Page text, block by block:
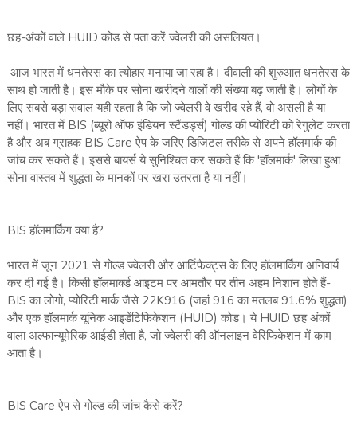
छह-अंकों वाले HUID कोड से पता करें ज्वेलरी की असलियत।
आज भारत में धनतेरस का त्योहार मनाया जा रहा है। दीवाली की शुरुआत धनतेरस के
साथ हो जाती है। इस मौके पर सोना खरीदने वालों की संख्या बढ़ जाती है। लोगों के
लिए सबसे बड़ा सवाल यही रहता है कि जो ज्वेलरी वे खरीद रहे हैं, वो असली है या
नहीं। भारत में BIS (ब्यूरो ऑफ इंडियन स्टैंडर्ड्स) गोल्ड की प्योरिटी को रेगुलेट करता
है और अब ग्राहक BIS Care ऐप के जरिए डिजिटल तरीके से अपने हॉलमार्क की
जांच कर सकते हैं। इससे बायर्स ये सुनिश्चित कर सकते हैं कि 'हॉलमार्क' लिखा हुआ
सोना वास्तव में शुद्धता के मानकों पर खरा उतरता है या नहीं।
BIS हॉलमार्किंग क्या है?
भारत में जून 2021 से गोल्ड ज्वेलरी और आर्टिफैक्ट्स के लिए हॉलमार्किंग अनिवार्य
कर दी गई है। किसी हॉलमार्क्ड आइटम पर आमतौर पर तीन अहम निशान होते हैं-
BIS का लोगो, प्योरिटी मार्क जैसे 22K916 (जहां 916 का मतलब 91.6% शुद्धता)
और एक हॉलमार्क यूनिक आइडेंटिफिकेशन (HUID) कोड। ये HUID छह अंकों
वाला अल्फान्यूमेरिक आईडी होता है, जो ज्वेलरी की ऑनलाइन वेरिफिकेशन में काम
आता है।
BIS Care ऐप से गोल्ड की जांच कैसे करें?